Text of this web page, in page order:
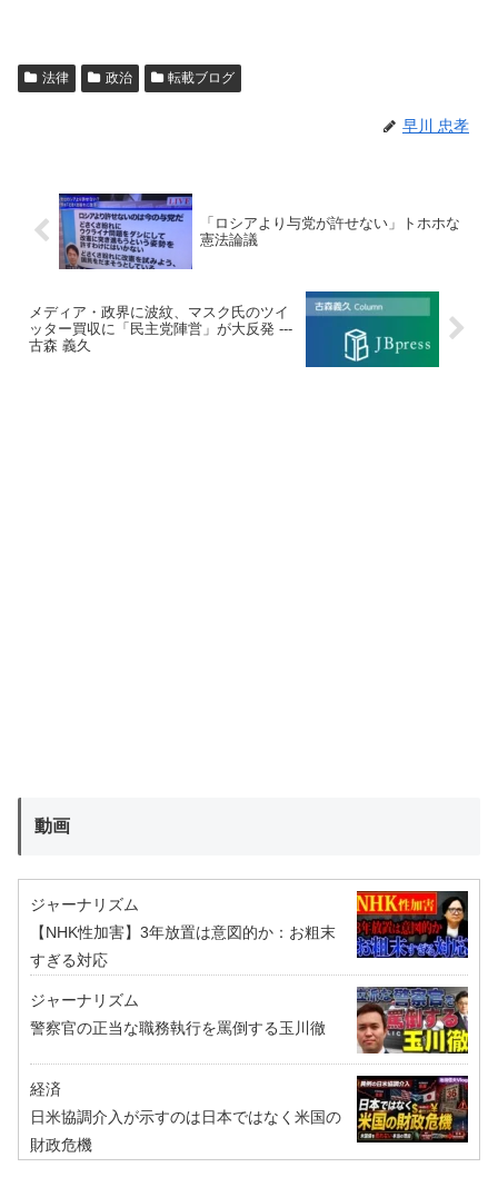
法律 政治 転載ブログ
早川 忠孝
「ロシアより与党が許せない」トホホな
憲法論議
メディア・政界に波紋、マスク氏のツイ
ッター買収に「民主党陣営」が大反発 ---
古森 義久
動画
ジャーナリズム
【NHK性加害】3年放置は意図的か：お粗末
すぎる対応
ジャーナリズム
警察官の正当な職務執行を罵倒する玉川徹
経済
日米協調介入が示すのは日本ではなく米国の
財政危機